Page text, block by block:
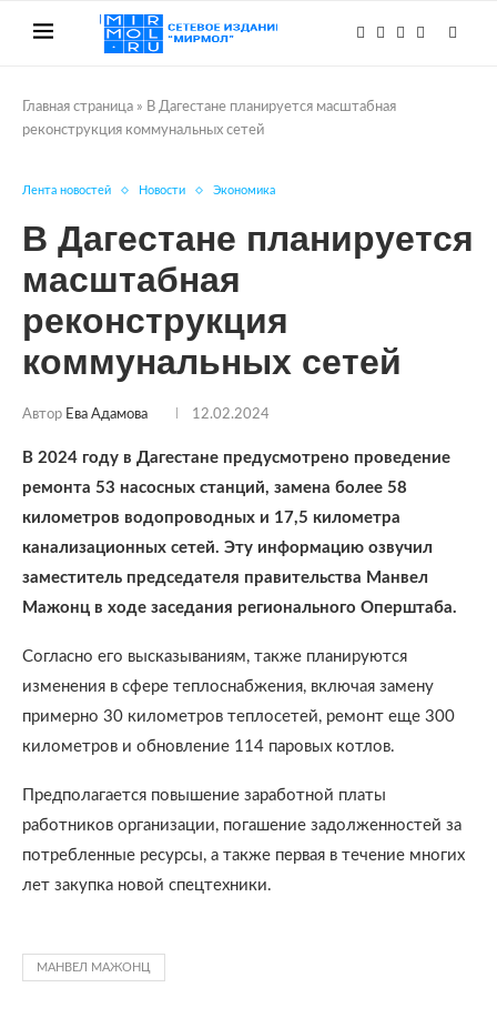
Главная страница » В Дагестане планируется масштабная
реконструкция коммунальных сетей
Лента новостей Новости Экономика
В Дагестане планируется
масштабная
реконструкция
коммунальных сетей
Автор Ева Адамова 12.02.2024
В 2024 году в Дагестане предусмотрено проведение
ремонта 53 насосных станций, замена более 58
километров водопроводных и 17,5 километра
канализационных сетей. Эту информацию озвучил
заместитель председателя правительства Манвел
Мажонц в ходе заседания регионального Оперштаба.
Согласно его высказываниям, также планируются
изменения в сфере теплоснабжения, включая замену
примерно 30 километров теплосетей, ремонт еще 300
километров и обновление 114 паровых котлов.
Предполагается повышение заработной платы
работников организации, погашение задолженностей за
потребленные ресурсы, а также первая в течение многих
лет закупка новой спецтехники.
МАНВЕЛ МАЖОНЦ